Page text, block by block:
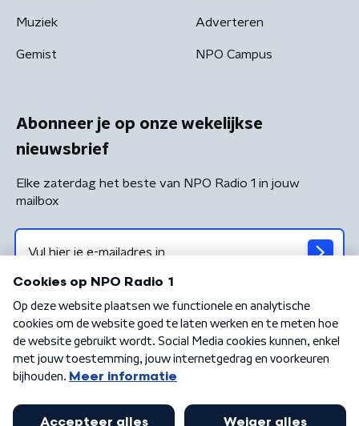
Muziek
Gemist
Adverteren
NPO Campus
Abonneer je op onze wekelijkse
nieuwsbrief
Elke zaterdag het beste van NPO Radio 1 in jouw
mailbox
Algemene voorwaarden